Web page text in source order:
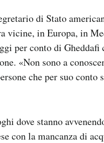
di Stato
vicine, in Europa, in
per conto di Gheddafi
«Non sono a
che per suo conto
dove stanno
con la mancanza di